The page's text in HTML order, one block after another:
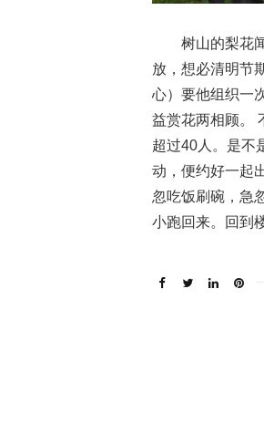
树山的梨花
放，想必清明节
心）要他组织一
益赏花两相顾。
超过40人。是不
动，便约好一起
忽吃饭刷碗，急
小跑回来。回到